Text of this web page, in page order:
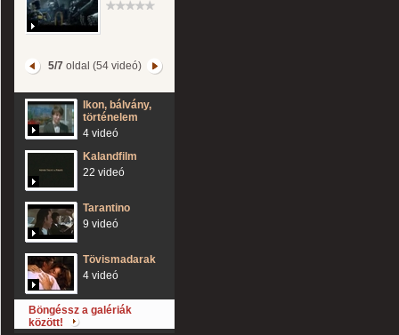
5/7oldal (54 videó)
Ikon, bálvány,
történelem
4 videó
Kalandfilm
22 videó
Tarantino
9 videó
Tövismadarak
4 videó
Böngéssz a galériák
között!